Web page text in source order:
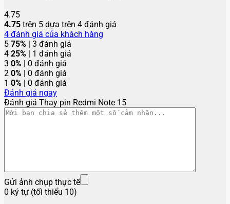
4.75
4.75 trên 5 dựa trên 4 đánh giá
4 đánh giá của khách hàng
5 75% | 3 đánh giá
4 25% | 1 đánh giá
3 0% | 0 đánh giá
2 0% | 0 đánh giá
1 0% | 0 đánh giá
Đánh giá ngay
Đánh giá Thay pin Redmi Note 15
Gửi ảnh chụp thực tế
0 ký tự (tối thiểu 10)